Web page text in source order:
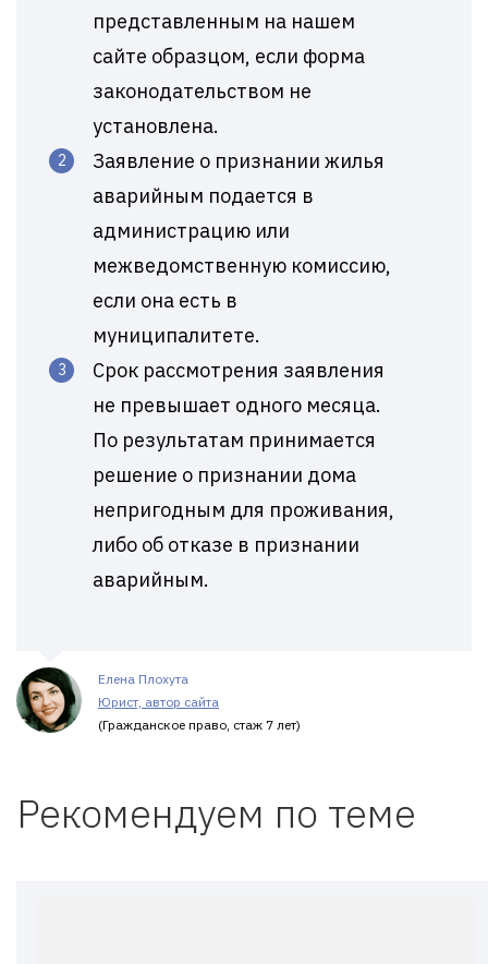
представленным на нашем
сайте образцом, если форма
законодательством не
установлена.
Заявление о признании жилья
аварийным подается в
администрацию или
межведомственную комиссию,
если она есть в
муниципалитете.
Срок рассмотрения заявления
не превышает одного месяца.
По результатам принимается
решение о признании дома
непригодным для проживания,
либо об отказе в признании
аварийным.
Елена Плохута
Юрист, автор сайта
(Гражданское право, стаж 7 лет)
Рекомендуем по теме